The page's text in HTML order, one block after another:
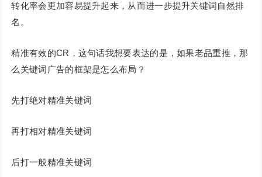
转化率会更加容易提升起来，从而进一步提升关键词自然排
名。
精准有效的CR，这句话我想要表达的是，如果老品重推，那
么关键词广告的框架是怎么布局？
先打绝对精准关键词
再打相对精准关键词
后打一般精准关键词